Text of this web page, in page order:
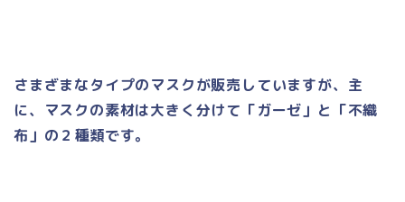
さまざまなタイプのマスクが販売していますが、主
に、マスクの素材は大きく分けて「ガーゼ」と「不織
布」の２種類です。